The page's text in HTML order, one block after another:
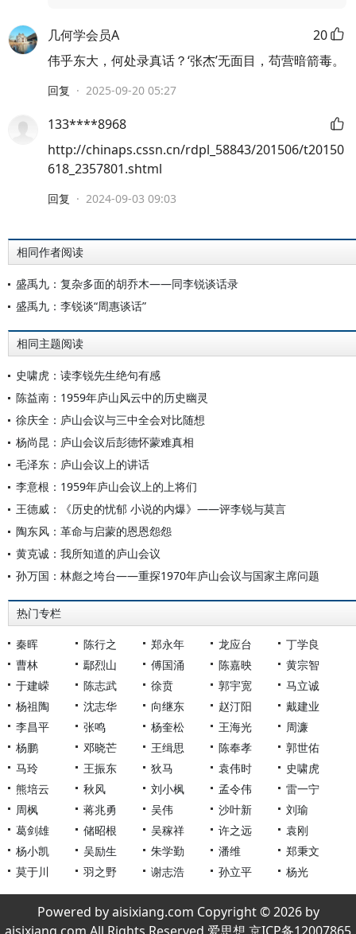
几何学会员A
20
伟乎东大，何处录真话？‘张杰’无面目，苟营暗箭毒。
回复 · 2025-09-20 05:27
133****8968
http://chinaps.cssn.cn/rdpl_58843/201506/t20150
618_2357801.shtml
回复 · 2024-09-03 09:03
相同作者阅读
盛禹九：复杂多面的胡乔木——同李锐谈话录
盛禹九：李锐谈“周惠谈话”
相同主题阅读
史啸虎：读李锐先生绝句有感
陈益南：1959年庐山风云中的历史幽灵
徐庆全：庐山会议与三中全会对比随想
杨尚昆：庐山会议后彭德怀蒙难真相
毛泽东：庐山会议上的讲话
李意根：1959年庐山会议上的上将们
王德威：《历史的忧郁 小说的内爆》——评李锐与莫言
陶东风：革命与启蒙的恩恩怨怨
黄克诚：我所知道的庐山会议
孙万国：林彪之垮台——重探1970年庐山会议与国家主席问题
热门专栏
秦晖 陈行之 郑永年 龙应台
丁学良
曹林
鄢烈山 傅国涌 陈嘉映
黄宗智
于建嵘
陈志武 徐贲 郭宇宽
马立诚
杨祖陶
沈志华 向继东 赵汀阳
戴建业
李昌平
张鸣 杨奎松 王海光
周濂
杨鹏
邓晓芒 王缉思 陈奉孝
郭世佑
马玲
王振东 狄马 袁伟时
史啸虎
熊培云
秋风 刘小枫 孟令伟
雷一宁
周枫
蒋兆勇 吴伟 沙叶新
刘瑜
葛剑雄
储昭根 吴稼祥 许之远
袁刚
杨小凯
吴励生 朱学勤 潘维
郑秉文
莫于川
羽之野 谢志浩 孙立平 杨光
Powered by aisixiang.com Copyright © 2026 by